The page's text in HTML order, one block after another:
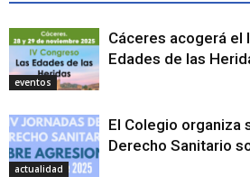
eventos
Cáceres acogerá el
Edades de las
actualidad
El Colegio organiza
Derecho Sanitario